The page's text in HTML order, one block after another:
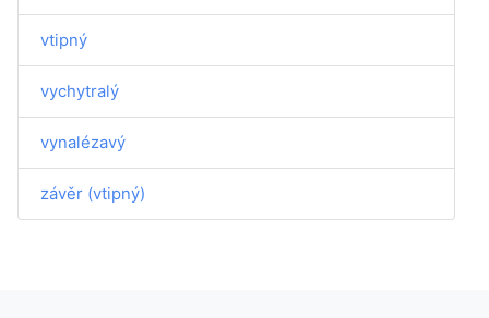
vtipný
vychytralý
vynalézavý
závěr (vtipný)